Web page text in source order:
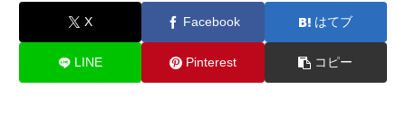
X Facebook はてブ
LINE Pinterest コピー